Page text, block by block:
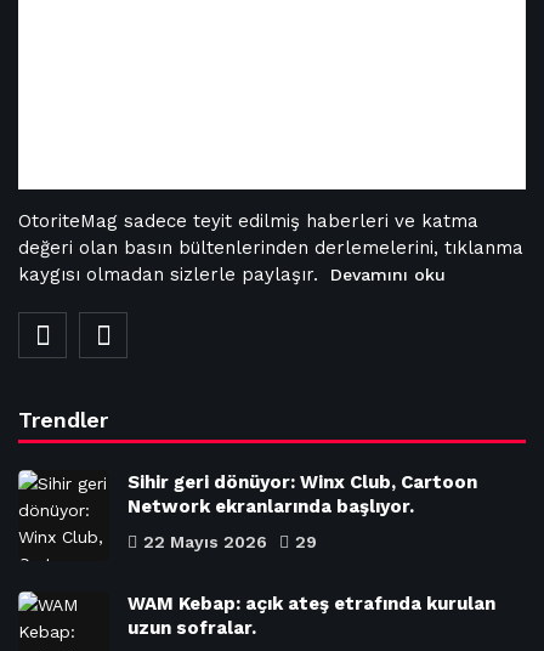
OtoriteMag sadece teyit edilmiş haberleri ve katma
değeri olan basın bültenlerinden derlemelerini, tıklanma
kaygısı olmadan sizlerle paylaşır.
Devamını oku
Trendler
Sihir geri dönüyor: Winx Club, Cartoon
Network ekranlarında başlıyor.
22 Mayıs 2026 29
WAM Kebap: açık ateş etrafında kurulan
uzun sofralar.